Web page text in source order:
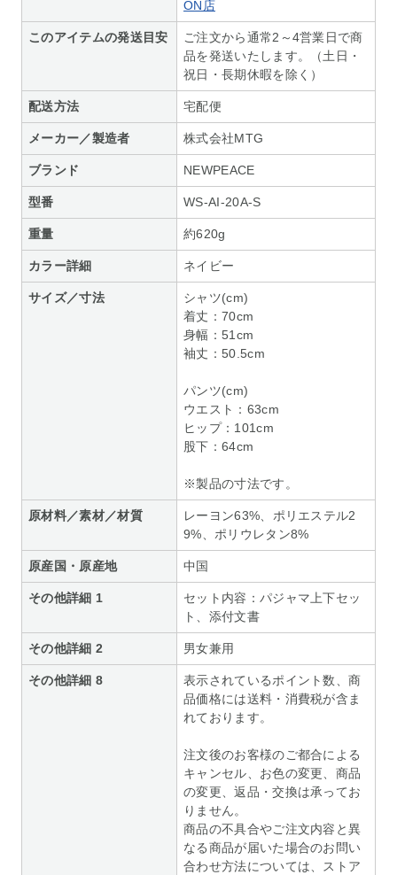
ON店
このアイテムの発送目安
ご注文から通常2～4営業日で商
品を発送いたします。（土日・
祝日・長期休暇を除く）
配送方法 宅配便
メーカー／製造者 株式会社MTG
ブランド NEWPEACE
型番 WS-AI-20A-S
重量 約620g
カラー詳細 ネイビー
サイズ／寸法
シャツ(cm)
着丈：70cm
身幅：51cm
袖丈：50.5cm
パンツ(cm)
ウエスト：63cm
ヒップ：101cm
股下：64cm
※製品の寸法です。
原材料／素材／材質
レーヨン63%、ポリエステル2
9%、ポリウレタン8%
原産国・原産地 中国
その他詳細 1
セット内容：パジャマ上下セッ
ト、添付文書
その他詳細 2 男女兼用
その他詳細 8
表示されているポイント数、商
品価格には送料・消費税が含ま
れております。
注文後のお客様のご都合による
キャンセル、お色の変更、商品
の変更、返品・交換は承ってお
りません。
商品の不具合やご注文内容と異
なる商品が届いた場合のお問い
合わせ方法については、ストア